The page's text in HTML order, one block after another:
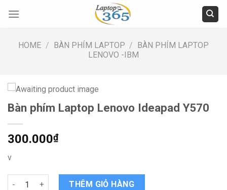
HOME / BÀN PHÍM LAPTOP / BÀN PHÍM LAPTOP
LENOVO -IBM
Bàn phím Laptop Lenovo Ideapad Y570
300.000₫
v
Bàn phím Laptop Lenovo Ideapad Y570 quantity
THÊM GIỎ HÀNG